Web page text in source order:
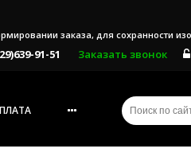
заказа, для сохранности
Заказать звонок
91-51